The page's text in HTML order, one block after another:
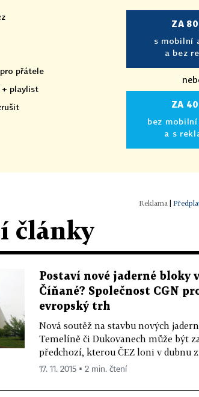
přátele
+ playlist
ZA 80
s mobilní
a bez
ZA 40
bez
a s
|
články
Postaví nové jaderné bloky
Číňané? Společnost CGN
evropský trh
Nová soutěž na stavbu nových
Temelíně či Dukovanech může být
předchozí, kterou ČEZ loni v dubnu
17. 11. 2015 ▪ 2 min. čtení